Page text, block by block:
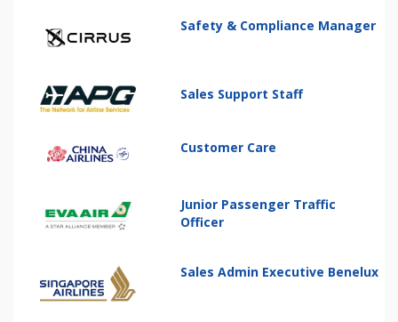
Safety & Compliance Manager
Sales Support Staff
Customer Care
Junior Passenger Traffic
Officer
Sales Admin Executive Benelux